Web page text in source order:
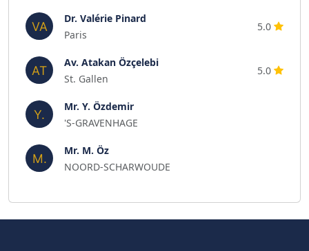
Dr. Valérie Pinard
Paris
5.0
Av. Atakan Özçelebi
St. Gallen
5.0
Mr. Y. Özdemir
'S-GRAVENHAGE
Mr. M. Öz
NOORD-SCHARWOUDE